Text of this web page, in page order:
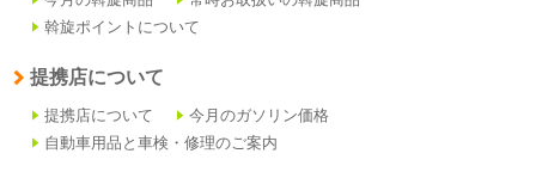
斡旋ポイントについて
提携店について
提携店について
今月のガソリン価格
自動車用品と車検・修理のご案内